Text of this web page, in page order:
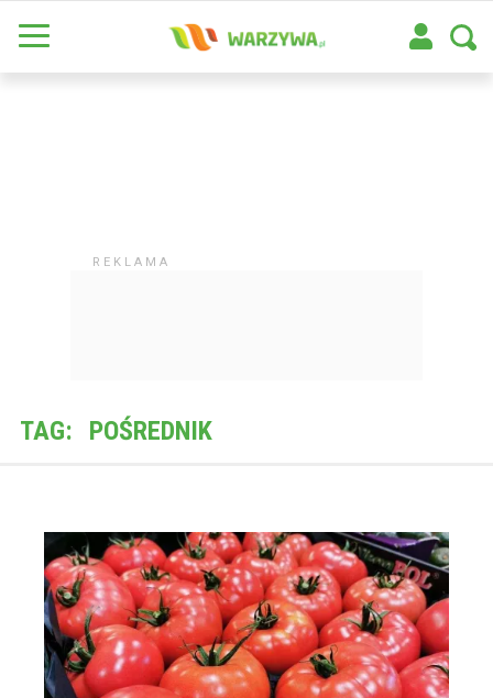
TAG: POŚREDNIK